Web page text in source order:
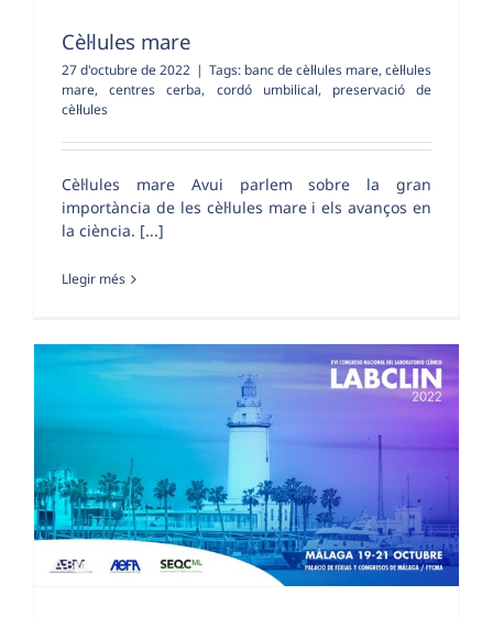
Cèl·lules mare
27 d'octubre de 2022 | Tags: banc de cèl·lules mare, cèl·lules
mare,centres cerba, cordó umbilical, preservació de
cèl·lules
Cèl·lules mare Avui parlem sobre la gran
importància de les cèl·lules mare i els avanços en
la ciència. [...]
Llegir més